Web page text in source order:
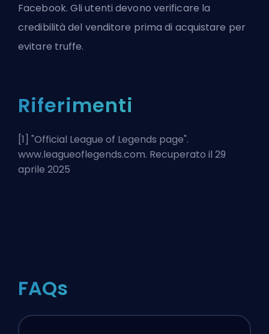
Facebook. Gli utenti devono verificare la
credibilità del venditore prima di acquistare per
evitare truffe.
Riferimenti
[1] "Official League of Legends page".
www.leagueoflegends.com. Recuperato il 29
aprile 2025
FAQs